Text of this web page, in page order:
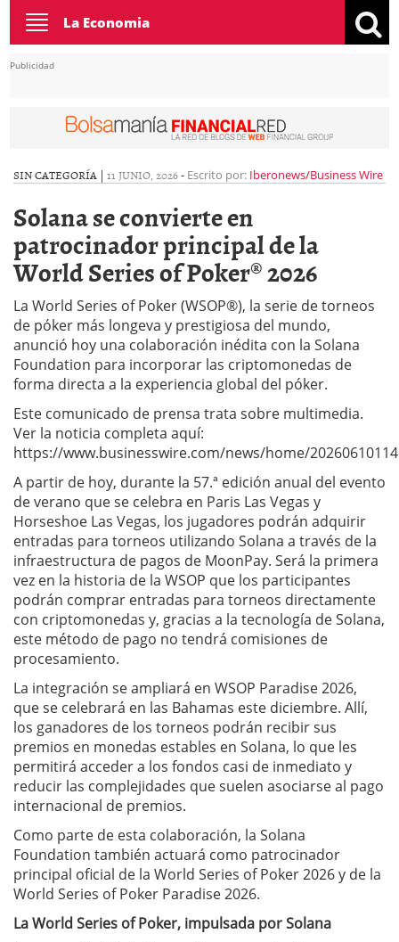
Toggle
navigation
La Economia
Publicidad
SIN CATEGORÍA | 11 JUNIO, 2026- Escrito por: Iberonews/Business Wire
Solana se convierte en
patrocinador principal de la
World Series of Poker® 2026
La World Series of Poker (WSOP®), la serie de torneos
de póker más longeva y prestigiosa del mundo,
anunció hoy una colaboración inédita con la Solana
Foundation para incorporar las criptomonedas de
forma directa a la experiencia global del póker.
Este comunicado de prensa trata sobre multimedia.
Ver la noticia completa aquí:
https://www.businesswire.com/news/home/
A partir de hoy, durante la 57.ª edición anual del evento
de verano que se celebra en Paris Las Vegas y
Horseshoe Las Vegas, los jugadores podrán adquirir
entradas para torneos utilizando Solana a través de la
infraestructura de pagos de MoonPay. Será la primera
vez en la historia de la WSOP que los participantes
podrán comprar entradas para torneos directamente
con criptomonedas y, gracias a la tecnología de Solana,
este método de pago no tendrá comisiones de
procesamiento.
La integración se ampliará en WSOP Paradise 2026,
que se celebrará en las Bahamas este diciembre. Allí,
los ganadores de los torneos podrán recibir sus
premios en monedas estables en Solana, lo que les
permitirá acceder a los fondos casi de inmediato y
reducir las complejidades que suelen asociarse al pago
internacional de premios.
Como parte de esta colaboración, la Solana
Foundation también actuará como patrocinador
principal oficial de la World Series of Poker 2026 y de la
World Series of Poker Paradise 2026.
La World Series of Poker, impulsada por Solana